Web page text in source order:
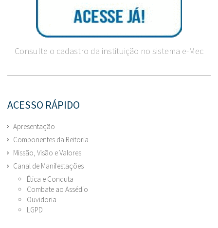
Consulte o cadastro da instituição no sistema e-Mec
ACESSO RÁPIDO
Apresentação
Componentes da Reitoria
Missão, Visão e Valores
Canal de Manifestações
Ética e Conduta
Combate ao Assédio
Ouvidoria
LGPD